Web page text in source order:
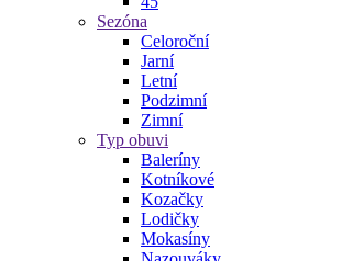
Sezóna
Celoroční
Jarní
Letní
Podzimní
Zimní
Typ obuvi
Baleríny
Kotníkové
Kozačky
Lodičky
Mokasíny